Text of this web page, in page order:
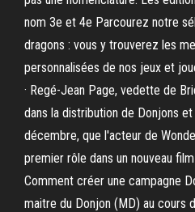
nom 3e et 4e Parcourez notre
dragons : vous y trouverez les
personnalisées de nos jeux et
· Regé-Jean Page, vedette de
dans la distribution de Donjons
décembre, que l'acteur de
premier rôle dans un nouveau
Comment créer une campagne
maitre du Donjon (MD) au cours